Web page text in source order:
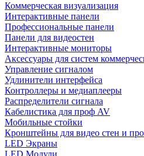
Коммерческая визуализация
Интерактивные панели
Профессиональные панели
Панели для видеостен
Интерактивные мониторы
Аксессуары для систем
Управление сигналом
Удлинители интерфейса
Контроллеры и медиаплееры
Распределители сигнала
Кабелистика для проф AV
Мобильные стойки
Кронштейны для видео стен и
LED Экраны